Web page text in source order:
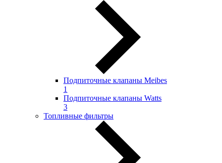
Подпиточные клапаны Meibes
1
Подпиточные клапаны Watts
3
Топливные фильтры